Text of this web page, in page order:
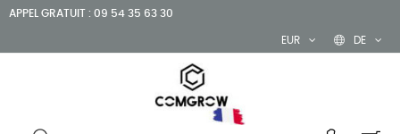
APPEL GRATUIT : 09 54 35 63 30
DE
EUR